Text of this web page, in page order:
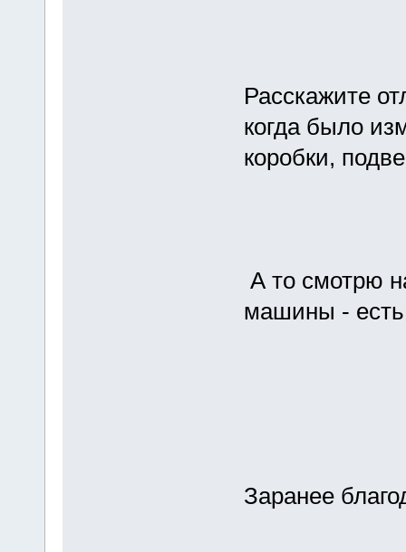
Расскажите
когда было
коробки,
А то смотрю
машины - есть
Заранее